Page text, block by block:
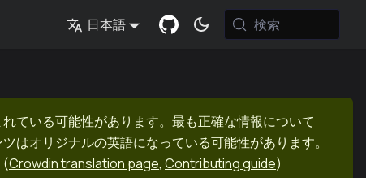
日本語 検索
ている可能性があります。最も正確な情報について
はオリジナルの英語になっている可能性があります。
(Crowdin translation page, Contributing guide)